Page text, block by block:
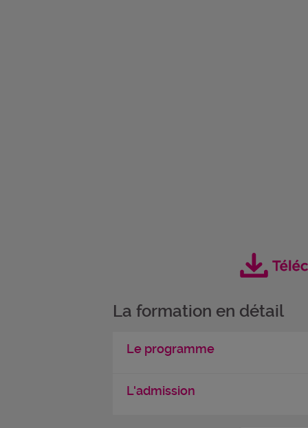
La formation en détail
Le programme
L'admission